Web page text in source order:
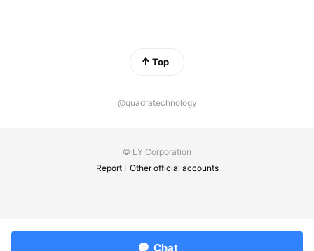
Top
@quadratechnology
© LY Corporation
Report
Other official accounts
Chat